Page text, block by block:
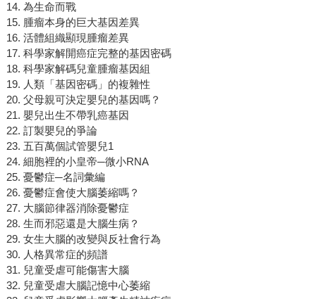
14. 為生命而戰
15. 腫瘤本身的巨大基因差異
16. 活體組織顯現腫瘤差異
17. 科學家解開癌症完整的基因密碼
18. 科學家解碼兒童腫瘤基因組
19. 人類「基因密碼」的複雜性
20. 父母親可決定嬰兒的基因嗎？
21. 嬰兒出生不帶乳癌基因
22. 訂製嬰兒的爭論
23. 五百萬個試管嬰兒1
24. 細胞裡的小皇帝─微小RNA
25. 憂鬱症─名詞彙編
26. 憂鬱症會使大腦萎縮嗎？
27. 大腦節律器消除憂鬱症
28. 生而邪惡還是大腦生病？
29. 女生大腦的改變與反社會行為
30. 人格異常症的頻譜
31. 兒童受虐可能傷害大腦
32. 兒童受虐大腦記憶中心萎縮